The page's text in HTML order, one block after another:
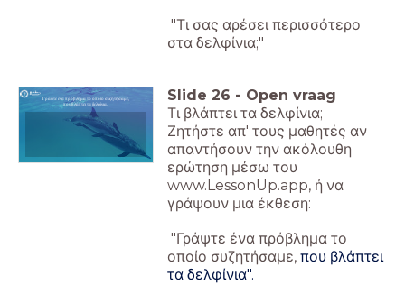
"Τι σας αρέσει περισσότερο
στα δελφίνια;"
Γράψτε ένα πρόβλημα το οποίο συζητήσαμε,
που βλάπτει τα δελφίνια.
Slide 26 - Open vraag
Τι βλάπτει τα δελφίνια;
Ζητήστε απ' τους μαθητές αν
απαντήσουν την ακόλουθη
ερώτηση μέσω του
www.LessonUp.app, ή να
γράψουν μια έκθεση:
"Γράψτε ένα πρόβλημα το
οποίο συζητήσαμε, που βλάπτει
τα δελφίνια".